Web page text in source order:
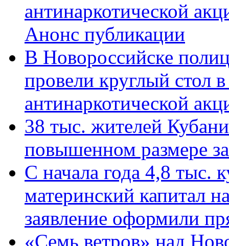
антинаркотической
Анонс публикации
В Новороссийске
провели круглый стол
антинаркотической
38 тыс. жителей
повышенном размере
С начала года 4,8 тыс.
материнский капитал
заявление оформили
«Семь ветров» над